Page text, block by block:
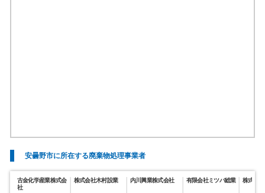
安曇野市に所在する廃棄物処理事業者
古金化学産業株式会
社
株式会社木村設業 内川興業株式会社 有限会社ミツバ総業 株式会